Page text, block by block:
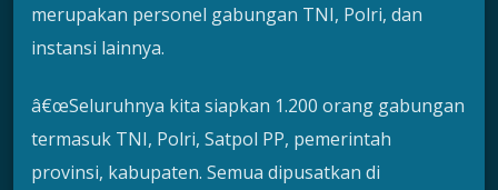
merupakan personel gabungan TNI, Polri, dan
instansi lainnya.
â€œSeluruhnya kita siapkan 1.200 orang gabungan
termasuk TNI, Polri, Satpol PP, pemerintah
provinsi, kabupaten. Semua dipusatkan di